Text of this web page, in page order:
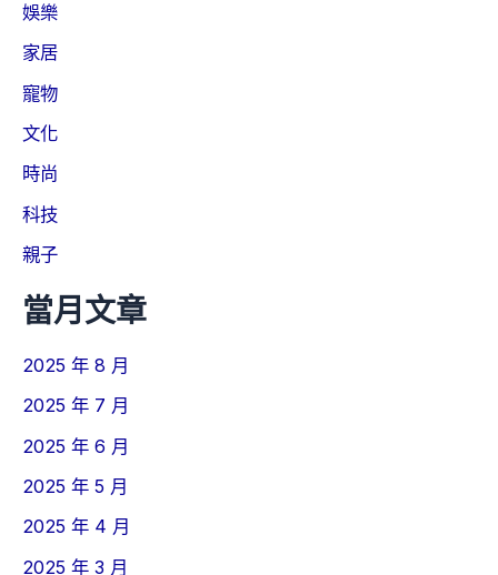
娛樂
家居
寵物
文化
時尚
科技
親子
當月文章
2025 年 8 月
2025 年 7 月
2025 年 6 月
2025 年 5 月
2025 年 4 月
2025 年 3 月